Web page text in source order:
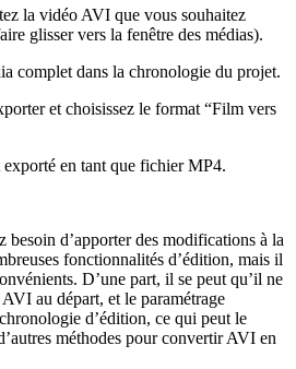
la vidéo AVI que vous souhaitez
glisser vers la fenêtre des médias).
complet dans la chronologie du projet.
et choisissez le format “Film vers
en tant que fichier MP4.
d’apporter des modifications à la
fonctionnalités d’édition, mais il
D’une part, il se peut qu’il ne
au départ, et le paramétrage
d’édition, ce qui peut le
méthodes pour convertir AVI en